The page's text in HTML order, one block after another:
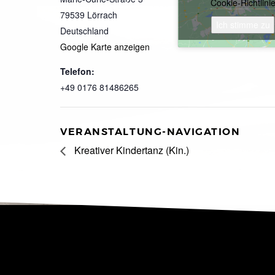
79539 Lörrach
Deutschland
Google Karte anzeigen
Telefon:
+49 0176 81486265
Cookie-Richtlinie
VERANSTALTUNG-NAVIGATION
Kreativer Kindertanz (Kin.)